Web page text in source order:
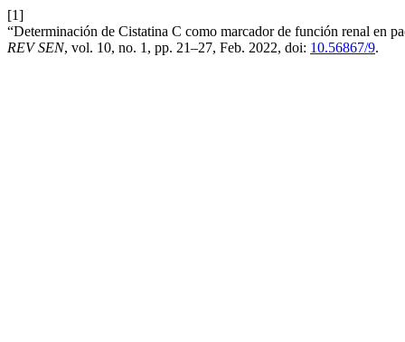
[1]
“Determinación de Cistatina C como marcador de función renal en
REV SEN, vol. 10, no. 1, pp. 21–27, Feb. 2022, doi: 10.56867/9.